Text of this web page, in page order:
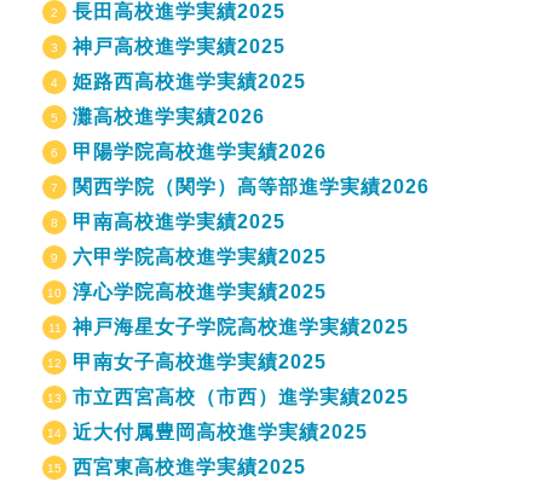
長田高校進学実績2025
神戸高校進学実績2025
姫路西高校進学実績2025
灘高校進学実績2026
甲陽学院高校進学実績2026
関西学院（関学）高等部進学実績2026
甲南高校進学実績2025
六甲学院高校進学実績2025
淳心学院高校進学実績2025
神戸海星女子学院高校進学実績2025
甲南女子高校進学実績2025
市立西宮高校（市西）進学実績2025
近大付属豊岡高校進学実績2025
西宮東高校進学実績2025